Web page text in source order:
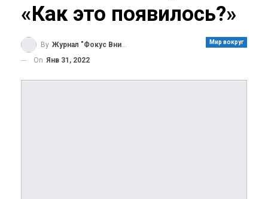
«Как это появилось?»
Мир вокруг
By Журнал "Фокус Внимания"
On Янв 31, 2022